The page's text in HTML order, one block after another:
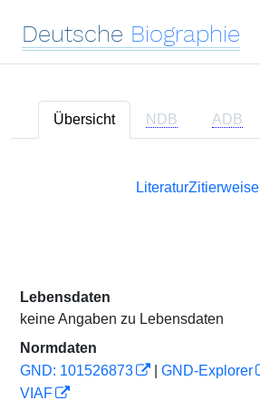
Deutsche Biographie
Übersicht NDB ADB
LiteraturZitierweise
Lebensdaten
keine Angaben zu Lebensdaten
Normdaten
GND: 101526873
GND-Explorer
VIAF